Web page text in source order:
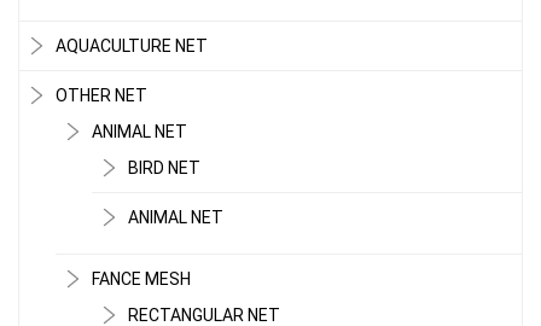
AQUACULTURE NET
OTHER NET
ANIMAL NET
BIRD NET
ANIMAL NET
FANCE MESH
RECTANGULAR NET